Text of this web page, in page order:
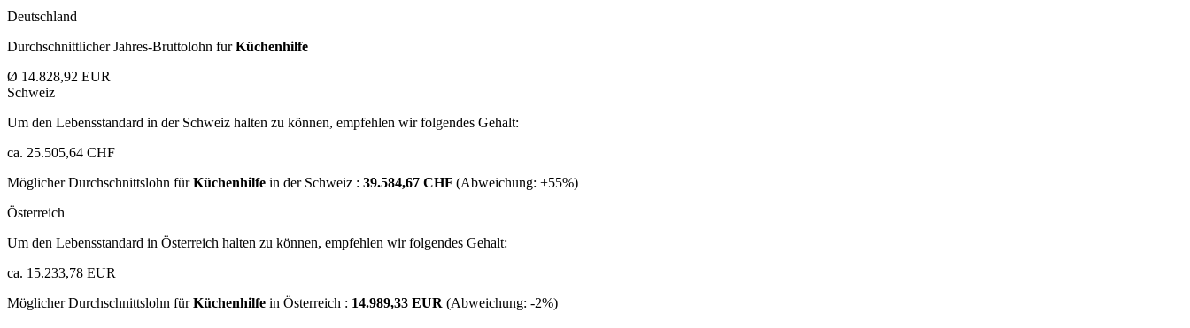
Deutschland
Durchschnittlicher Jahres-Bruttolohn furKüchenhilfe
Ø 14.828,92 EUR
Schweiz
Um den Lebensstandard in der Schweiz halten zu können, empfehlen wir folgendes Gehalt:
ca. 25.505,64 CHF
Möglicher Durchschnittslohn fürKüchenhilfe in der Schweiz : 39.584,67 CHF (Abweichung: +55%)
Österreich
Um den Lebensstandard in Österreich halten zu können, empfehlen wir folgendes Gehalt:
ca. 15.233,78 EUR
Möglicher Durchschnittslohn fürKüchenhilfe in Österreich : 14.989,33 EUR (Abweichung: -2%)